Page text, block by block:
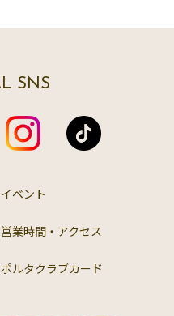
SNS
イベント
営業時間・アクセス
ポルタクラブカード